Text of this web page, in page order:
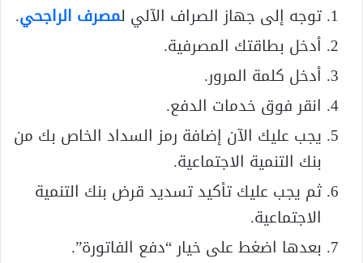
توجه إلى جهاز الصراف الآلي لمصرف الراجحي.
أدخل بطاقتك المصرفية.
أدخل كلمة المرور.
انقر فوق خدمات الدفع.
يجب عليك الآن إضافة رمز السداد الخاص بك من
بنك التنمية الاجتماعية.
ثم يجب عليك تأكيد تسديد قرض بنك التنمية
الاجتماعية.
بعدها اضغط على خيار “دفع الفاتورة”.